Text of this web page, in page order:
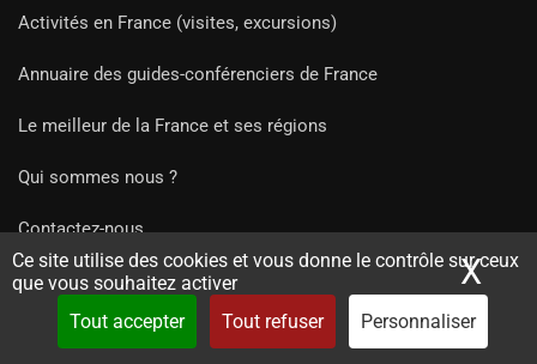
Ce site utilise des cookies et vous donne le contrôle sur ceux
que vous souhaitez activer
Tout accepter
Tout refuser Personnaliser
X
Activités en France (visites, excursions)
Annuaire des guides-conférenciers de France
Le meilleur de la France et ses régions
Qui sommes nous ?
Contactez-nous
Conditions Générales de Ventes
Mentions Légales et CGU